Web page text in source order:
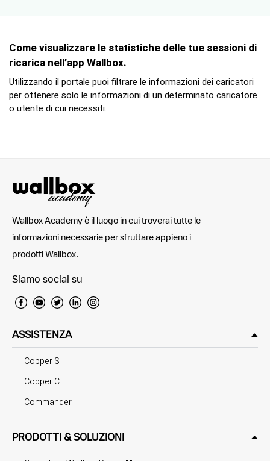
Come visualizzare le statistiche delle tue sessioni di
ricarica nell’app Wallbox.
Utilizzando il portale puoi filtrare le informazioni dei caricatori
per ottenere solo le informazioni di un determinato caricatore
o utente di cui necessiti.
Wallbox Academy è il luogo in cui troverai tutte le
informazioni necessarie per sfruttare appieno i
prodotti Wallbox.
Siamo social su
ASSISTENZA
Copper S
Copper C
Commander
PRODOTTI & SOLUZIONI